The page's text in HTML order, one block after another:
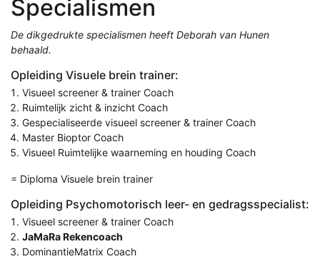
Specialismen
De dikgedrukte specialismen heeft Deborah van Hunen
behaald.
Opleiding Visuele brein trainer:
Visueel screener & trainer Coach
Ruimtelijk zicht & inzicht Coach
Gespecialiseerde visueel screener & trainer Coach
Master Bioptor Coach
Visueel Ruimtelijke waarneming en houding Coach
= Diploma Visuele brein trainer
Opleiding Psychomotorisch leer- en gedragsspecialist:
Visueel screener & trainer Coach
JaMaRa Rekencoach
DominantieMatrix Coach